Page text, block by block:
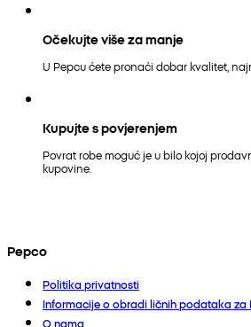
Očekujte više za manje
U Pepcu ćete pronaći dobar kvalitet,
Kupujte s povjerenjem
Povrat robe moguć je u bilo kojoj
kupovine.
Pepco
Politika privatnosti
Informacije o obradi ličnih podataka
O nama